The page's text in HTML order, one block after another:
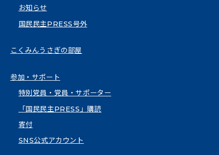
お知らせ
国民民主PRESS号外
こくみんうさぎの部屋
参加・サポート
特別党員・党員・サポーター
「国民民主PRESS」購読
寄付
SNS公式アカウント